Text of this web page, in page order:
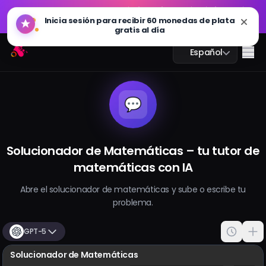
🔥GPT Imagen 2.0 ya está disponible: más rápido, más
inteligente y listo para 4K. Pruébalo ahora
Arting AI Español
Estudio IA
Imagen IA
Herramientas IA
🔥GPT Imagen 2.0 ya está disponible: más rápido, más
inteligente y listo para 4K. Pruébalo ahora
💬
Solucionador de Matemáticas – tu tutor de
matemáticas con IA
Abre el solucionador de matemáticas y sube o escribe tu
problema.
GPT-5
Solucionador de Matemáticas